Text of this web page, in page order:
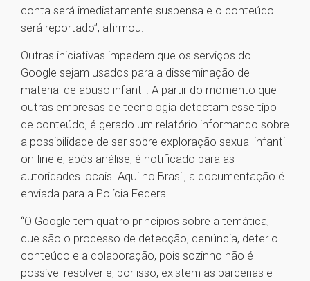
conta será imediatamente suspensa e o conteúdo
será reportado”, afirmou.
Outras iniciativas impedem que os serviços do
Google sejam usados para a disseminação de
material de abuso infantil. A partir do momento que
outras empresas de tecnologia detectam esse tipo
de conteúdo, é gerado um relatório informando sobre
a possibilidade de ser sobre exploração sexual infantil
on-line e, após análise, é notificado para as
autoridades locais. Aqui no Brasil, a documentação é
enviada para a Polícia Federal.
“O Google tem quatro princípios sobre a temática,
que são o processo de detecção, denúncia, deter o
conteúdo e a colaboração, pois sozinho não é
possível resolver e, por isso, existem as parcerias e